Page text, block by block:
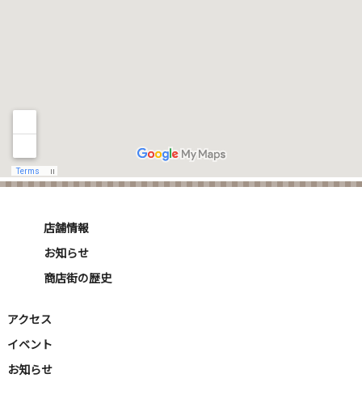
店舗情報
お知らせ
商店街の歴史
アクセス
イベント
お知らせ